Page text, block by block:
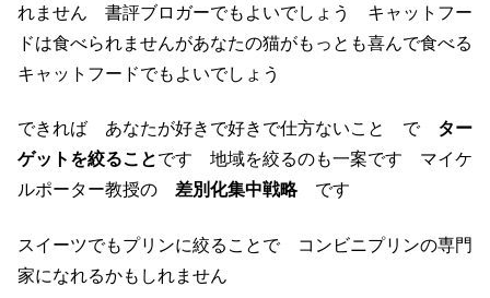
れません 書評ブロガーでもよいでしょう キャットフー
ドは食べられませんがあなたの猫がもっとも喜んで食べる
キャットフードでもよいでしょう
できれば あなたが好きで好きで仕方ないこと で ター
ゲットを絞ることです 地域を絞るのも一案です マイケ
ルポーター教授の 差別化集中戦略です
スイーツでもプリンに絞ることで コンビニプリンの専門
家になれるかもしれません